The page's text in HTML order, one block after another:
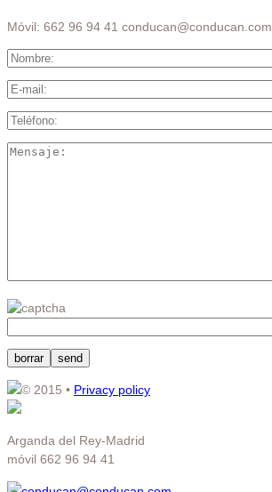
Móvil: 662 96 94 41 conducan@conducan.com
© 2015 • Privacy policy
Arganda del Rey-Madrid
móvil 662 96 94 41